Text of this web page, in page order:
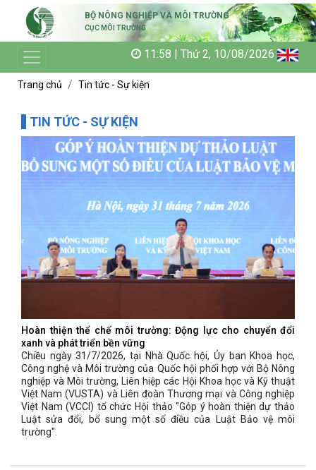
BỘ NÔNG NGHIỆP VÀ MÔI TRƯỜNG
CỤC MÔI TRƯỜNG
11:58 | Thứ 2, 10/08/2026
Trang chủ Tin tức - Sự kiện
TIN TỨC - SỰ KIỆN
Hoàn thiện thể chế môi trường: Động lực cho chuyển đổi
xanh và phát triển bền vững
Chiều ngày 31/7/2026, tại Nhà Quốc hội, Ủy ban Khoa học,
Công nghệ và Môi trường của Quốc hội phối hợp với Bộ Nông
nghiệp và Môi trường, Liên hiệp các Hội Khoa học và Kỹ thuật
Việt Nam (VUSTA) và Liên đoàn Thương mại và Công nghiệp
Việt Nam (VCCI) tổ chức Hội thảo "Góp ý hoàn thiện dự thảo
Luật sửa đổi, bổ sung một số điều của Luật Bảo vệ môi
trường".